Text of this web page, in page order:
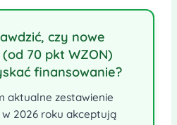
czy nowe
70 pkt WZON)
finansowanie?
aktualne zestawienie
2026 roku akceptują